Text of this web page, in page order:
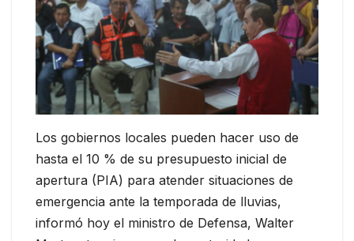
Los gobiernos locales pueden hacer uso de
hasta el 10 % de su presupuesto inicial de
apertura (PIA) para atender situaciones de
emergencia ante la temporada de lluvias,
informó hoy el ministro de Defensa, Walter